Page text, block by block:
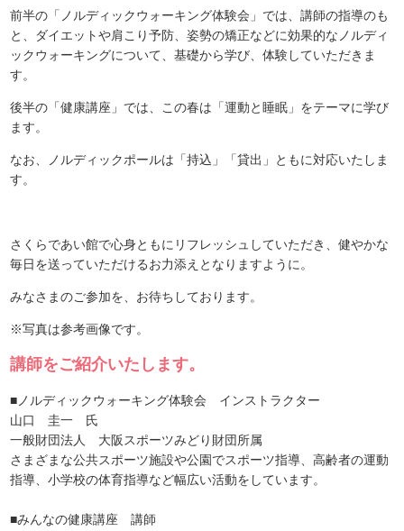
前半の「ノルディックウォーキング体験会」では、講師の指導のも
と、ダイエットや肩こり予防、姿勢の矯正などに効果的なノルディ
ックウォーキングについて、基礎から学び、体験していただきま
す。
後半の「健康講座」では、この春は「運動と睡眠」をテーマに学び
ます。
なお、ノルディックポールは「持込」「貸出」ともに対応いたしま
す。
さくらであい館で心身ともにリフレッシュしていただき、健やかな
毎日を送っていただけるお力添えとなりますように。
みなさまのご参加を、お待ちしております。
※写真は参考画像です。
講師をご紹介いたします。
■ノルディックウォーキング体験会 インストラクター
山口 圭一 氏
一般財団法人 大阪スポーツみどり財団所属
さまざまな公共スポーツ施設や公園でスポーツ指導、高齢者の運動
指導、小学校の体育指導など幅広い活動をしています。
■みんなの健康講座 講師